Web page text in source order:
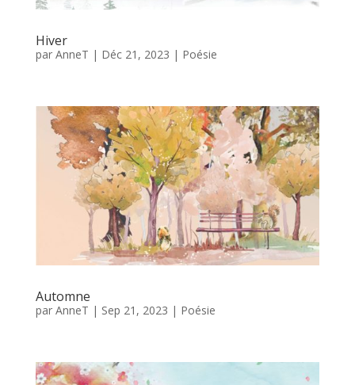
Hiver
par AnneT | Déc 21, 2023 | Poésie
Automne
par AnneT | Sep 21, 2023 | Poésie